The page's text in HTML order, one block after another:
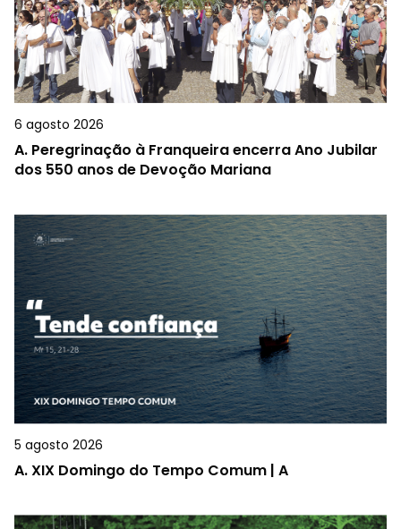
6 agosto 2026
A. Peregrinação à Franqueira encerra Ano Jubilar
dos 550 anos de Devoção Mariana
5 agosto 2026
A.XIX Domingo do Tempo Comum | A